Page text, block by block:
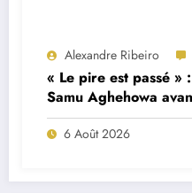
Alexandre Ribeiro
« Le pire est passé »
Samu Aghehowa
Porto ?
6 Août 2026